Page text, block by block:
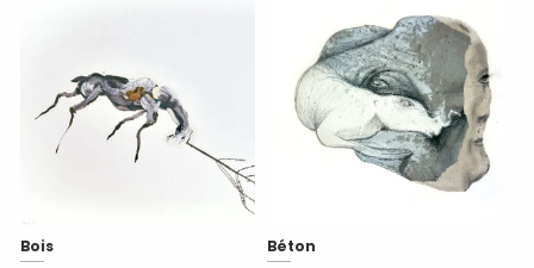
Bois Béton